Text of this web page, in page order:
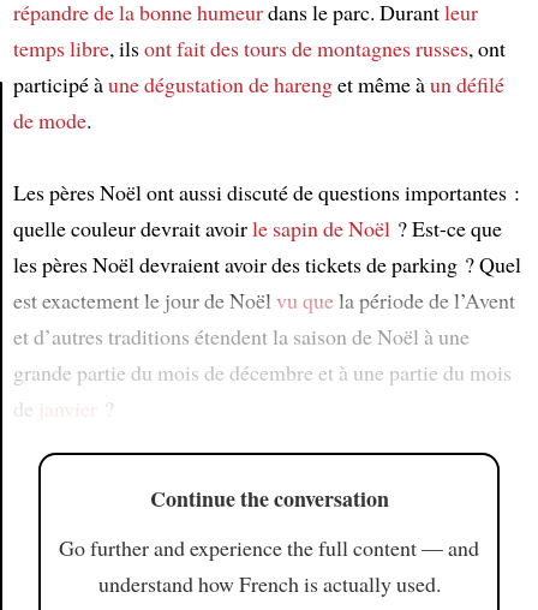
répandre de la bonne humeurdans le parc. Durantleur
temps libre, ilsont fait des tours de montagnes russes, ont
participé àune dégustation de harenget même àun défilé
de mode.
Les pères Noël ont aussi discuté de questions importantes :
quelle couleur devrait avoirle sapin de Noël? Est-ce que
les pères Noël devraient avoir des tickets de parking ? Quel
est exactement le jour de Noël vu quela période de l’Avent
et d’autres traditions étendent la saison de Noël à une
grande partie du mois de décembre et à une partie du mois
de janvier ?
Continue the conversation
Go further and experience the full content — and
understand how French is actually used.